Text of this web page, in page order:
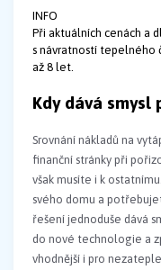
INFO
Při aktuálních cenách a
s návratností tepelného
až 8 let.
Kdy dává
Srovnání nákladů na
finanční stránky při
však musíte i k
svého domu a
řešení jednoduše dává
do nové technologie a
vhodnější i pro